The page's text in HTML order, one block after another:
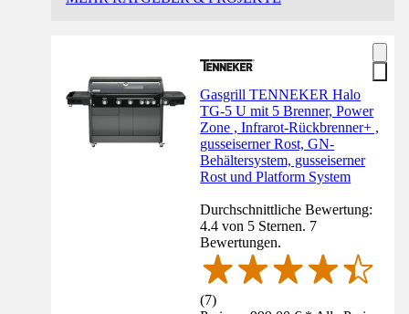
Gasgrill TENNEKER Halo
TG-5 U mit 5 Brenner, Power
Zone , Infrarot-Rückbrenner+ ,
gusseiserner Rost, GN-
Behältersystem, gusseiserner
Rost und Platform System
Durchschnittliche Bewertung:
4.4 von 5 Sternen. 7
Bewertungen.
(7)